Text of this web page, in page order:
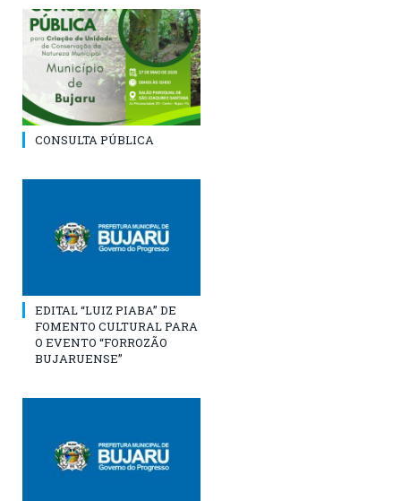
CONSULTA PÚBLICA
EDITAL “LUIZ PIABA” DE
FOMENTO CULTURAL PARA
O EVENTO “FORROZÃO
BUJARUENSE”